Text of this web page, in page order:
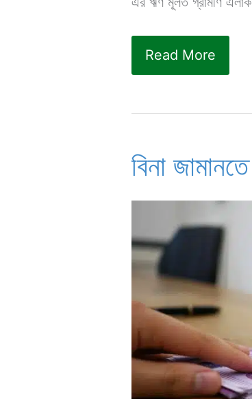
আশা
এনজিও
|
ASA
loan
Read More
বিনা